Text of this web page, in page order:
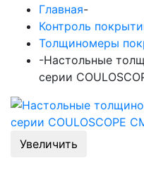
Главная-
Контроль
Толщиномеры
-Настольные
серии
Увеличить